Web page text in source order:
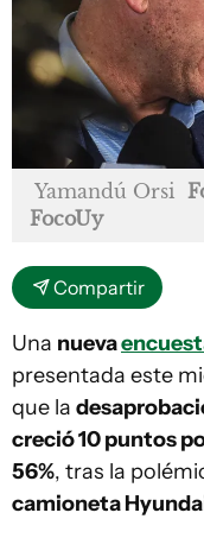
Yamandú Orsi
FocoUy
Compartir
Una nueva
presentada este
que la
creció 10 puntos
56%, tras la
camioneta